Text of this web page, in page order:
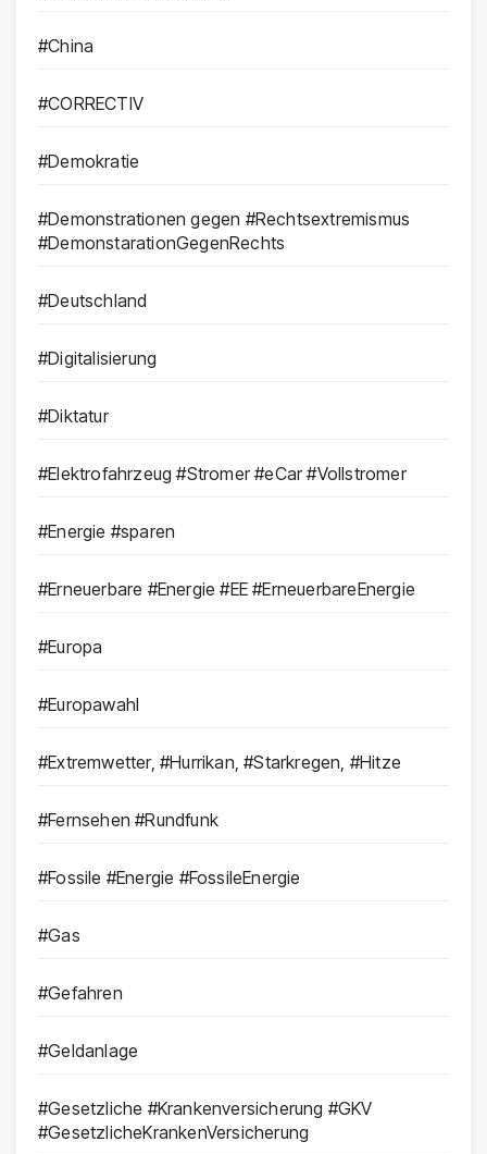
#China
#CORRECTIV
#Demokratie
#Demonstrationen gegen #Rechtsextremismus
#DemonstarationGegenRechts
#Deutschland
#Digitalisierung
#Diktatur
#Elektrofahrzeug #Stromer #eCar #Vollstromer
#Energie #sparen
#Erneuerbare #Energie #EE #ErneuerbareEnergie
#Europa
#Europawahl
#Extremwetter, #Hurrikan, #Starkregen, #Hitze
#Fernsehen #Rundfunk
#Fossile #Energie #FossileEnergie
#Gas
#Gefahren
#Geldanlage
#Gesetzliche #Krankenversicherung #GKV
#GesetzlicheKrankenVersicherung